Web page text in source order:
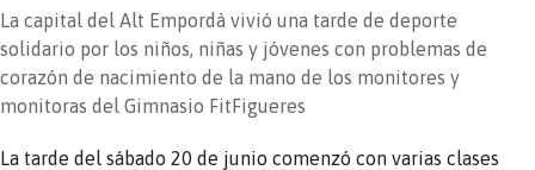
La capital del Alt Empordà vivió una tarde de deporte
solidario por los niños, niñas y jóvenes con problemas de
corazón de nacimiento de la mano de los monitores y
monitoras del Gimnasio FitFigueres
La tarde del sábado 20 de junio comenzó con varias clases